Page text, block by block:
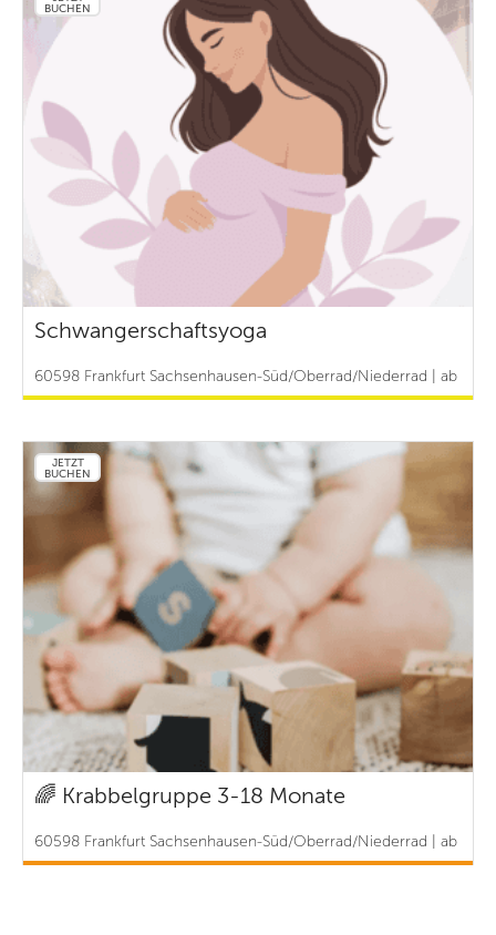
BUCHEN
Schwangerschaftsyoga
60598 Frankfurt Sachsenhausen-Süd/Oberrad/Niederrad | ab
JETZT
BUCHEN
🌈 Krabbelgruppe 3-18 Monate
60598 Frankfurt Sachsenhausen-Süd/Oberrad/Niederrad | ab